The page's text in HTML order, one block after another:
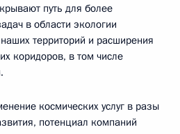
путь для более
в области экологии
территорий и расширения
коридоров, в том числе
космических услуг в разы
потенциал компаний